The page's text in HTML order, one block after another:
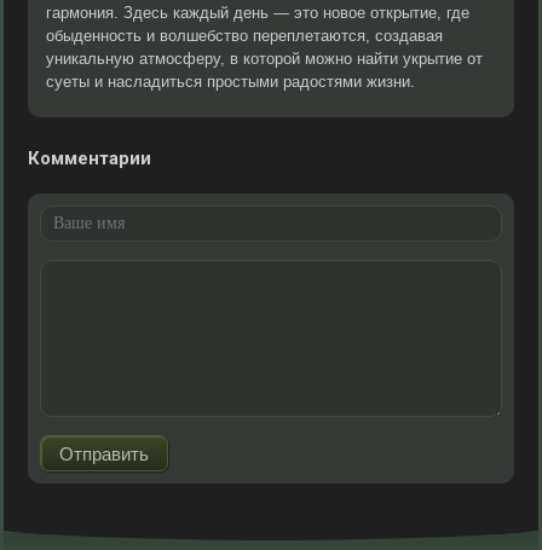
гармония. Здесь каждый день — это новое открытие, где
обыденность и волшебство переплетаются, создавая
уникальную атмосферу, в которой можно найти укрытие от
суеты и насладиться простыми радостями жизни.
Комментарии